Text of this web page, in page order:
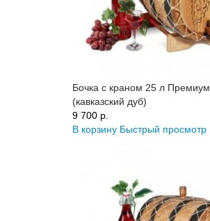
Бочка с краном 25 л Премиум
(кавказский дуб)
9 700 p.
В корзину Быстрый просмотр